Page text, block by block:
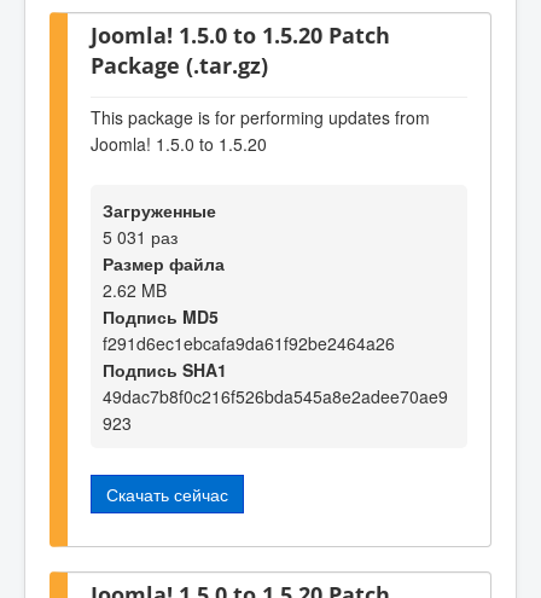
Joomla! 1.5.0 to 1.5.20 Patch
Package (.tar.gz)
This package is for performing updates from
Joomla! 1.5.0 to 1.5.20
Загруженные
5 031 раз
Размер файла
2.62 MB
Подпись MD5
f291d6ec1ebcafa9da61f92be2464a26
Подпись SHA1
49dac7b8f0c216f526bda545a8e2adee70ae9
923
Скачать сейчас